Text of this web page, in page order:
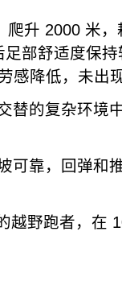
爬升 2000 米
部舒适度保
感降低，未出
替的复杂环境
可靠，回弹和
越野跑者，在